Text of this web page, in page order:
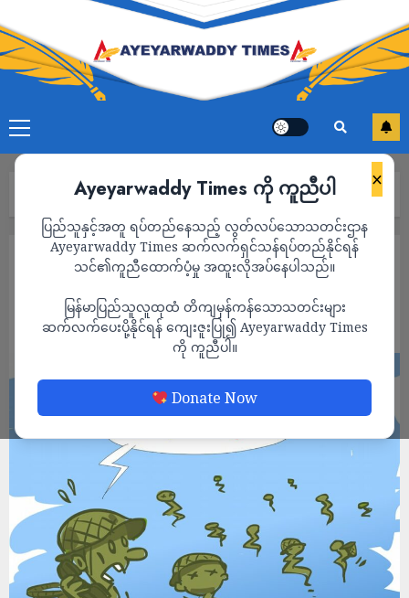
×
Ayeyarwaddy Times ကို ကူညီပါ
ပြည်သူနှင့်အတူ ရပ်တည်နေသည့် လွတ်လပ်သောသတင်းဌာန
Ayeyarwaddy Times ဆက်လက်ရှင်သန်ရပ်တည်နိုင်ရန်
သင်၏ကူညီထောက်ပံ့မှု အထူးလိုအပ်နေပါသည်။
မြန်မာပြည်သူလူထုထံ တိကျမှန်ကန်သောသတင်းများ
ဆက်လက်ပေးပို့နိုင်ရန် ကျေးဇူးပြု၍ Ayeyarwaddy Times
ကို ကူညီပါ။
Donate Now
“ကျသွားပြီ အဘရေ”
“ကျသွားပြီ အဘရေ”
ADMIN OCTOBER 22, 2024